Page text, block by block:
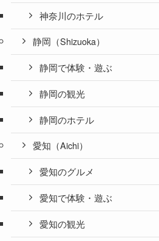
神奈川のホテル
静岡（Shizuoka）
静岡で体験・遊ぶ
静岡の観光
静岡のホテル
愛知（Aichi）
愛知のグルメ
愛知で体験・遊ぶ
愛知の観光